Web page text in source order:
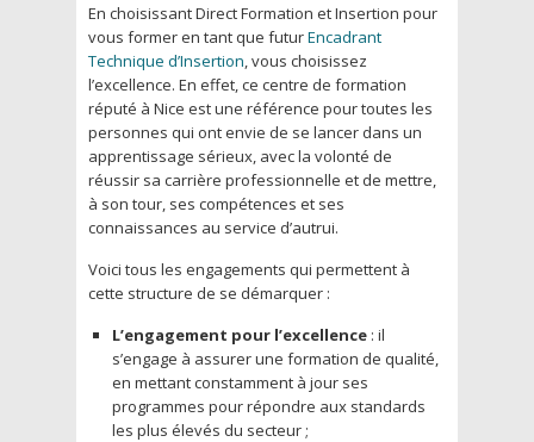
En choisissant Direct Formation et Insertion pour
vous former en tant que futurEncadrant
Technique d’Insertion, vous choisissez
l’excellence. En effet, ce centre de formation
réputé à Nice est une référence pour toutes les
personnes qui ont envie de se lancer dans un
apprentissage sérieux, avec la volonté de
réussir sa carrière professionnelle et de mettre,
à son tour, ses compétences et ses
connaissances au service d’autrui.
Voici tous les engagements qui permettent à
cette structure de se démarquer :
L’engagement pour l’excellence : il
s’engage à assurer une formation de qualité,
en mettant constamment à jour ses
programmes pour répondre aux standards
les plus élevés du secteur ;